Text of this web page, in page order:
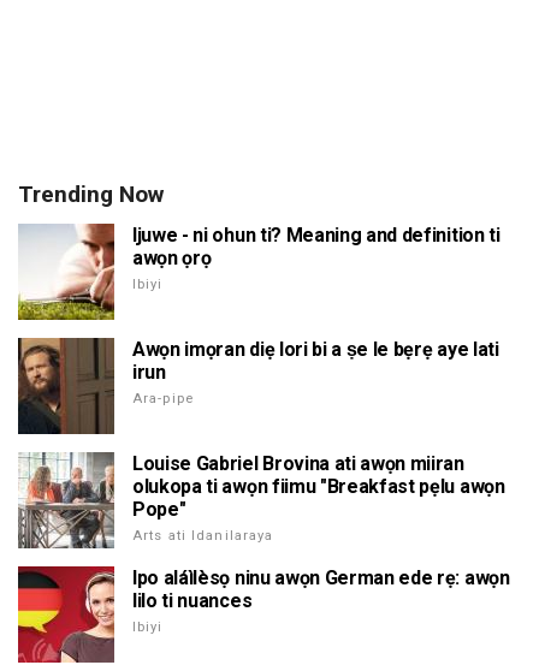
Trending Now
Ijuwe - ni ohun ti? Meaning and definition ti
awọn ọrọ
Ibiyi
Awọn imọran diẹ lori bi a ṣe le bẹrẹ aye lati
irun
Ara-pipe
Louise Gabriel Brovina ati awọn miiran
olukopa ti awọn fiimu "Breakfast pẹlu awọn
Pope"
Arts ati Idanilaraya
Ipo aláìlèsọ ninu awọn German ede rẹ: awọn
lilo ti nuances
Ibiyi